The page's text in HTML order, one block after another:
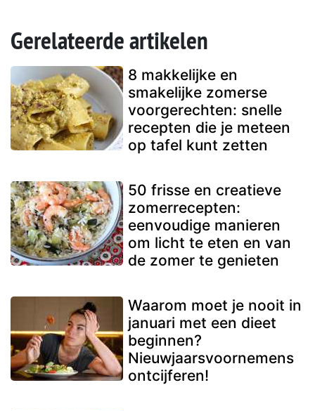
Gerelateerde artikelen
8 makkelijke en
smakelijke zomerse
voorgerechten: snelle
recepten die je meteen
op tafel kunt zetten
50 frisse en creatieve
zomerrecepten:
eenvoudige manieren
om licht te eten en van
de zomer te genieten
Waarom moet je nooit in
januari met een dieet
beginnen?
Nieuwjaarsvoornemens
ontcijferen!